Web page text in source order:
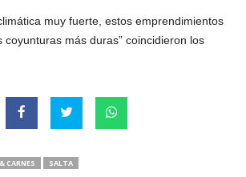
muy fuerte, estos emprendimientos
más duras” coincidieron los
CARNES SALTA